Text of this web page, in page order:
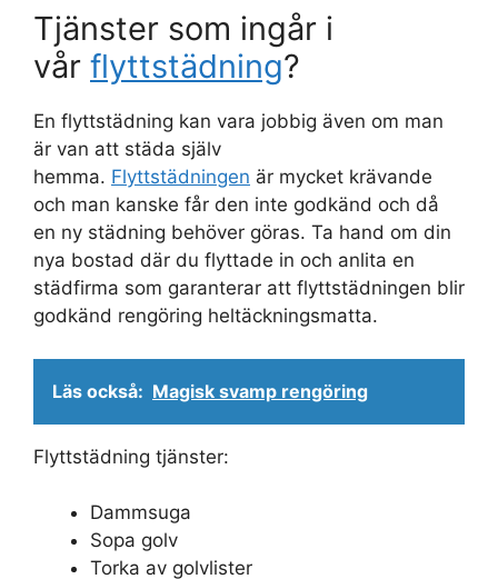
Tjänster som ingår i
vår flyttstädning?
En flyttstädning kan vara jobbig även om man
är van att städa själv
hemma. Flyttstädningen är mycket krävande
och man kanske får den inte godkänd och då
en ny städning behöver göras. Ta hand om din
nya bostad där du flyttade in och anlita en
städfirma som garanterar att flyttstädningen blir
godkänd rengöring heltäckningsmatta.
Läs också: Magisk svamp rengöring
Flyttstädning tjänster:
Dammsuga
Sopa golv
Torka av golvlister